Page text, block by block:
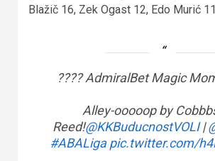
Blažič 16, Zek Ogast 12, Edo Murić
???? AdmiralBet Magic
Alley-ooooop by
Reed!@KKBuducnostVOLI|
#ABALiga pic.twitter.com/